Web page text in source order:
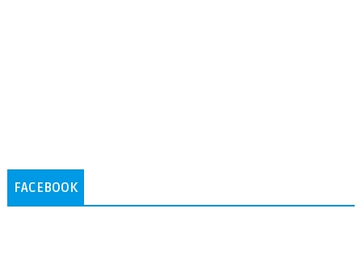
FACEBOOK